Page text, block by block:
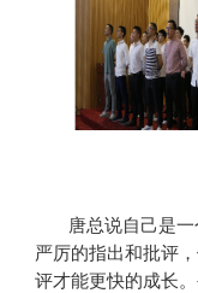
唐总说自己是
严厉的指出和批评
评才能更快的成长